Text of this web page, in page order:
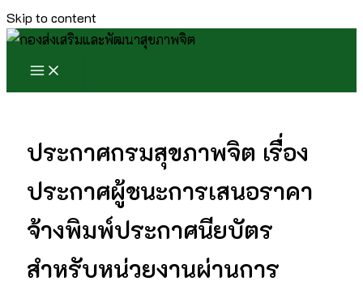
Skip to content
ประกาศกรมสุขภาพจิต เรื่อง
ประกาศผู้ชนะการเสนอราคา
จ้างพิมพ์ประกาศนียบัตร
สำหรับหน่วยงานผ่านการ